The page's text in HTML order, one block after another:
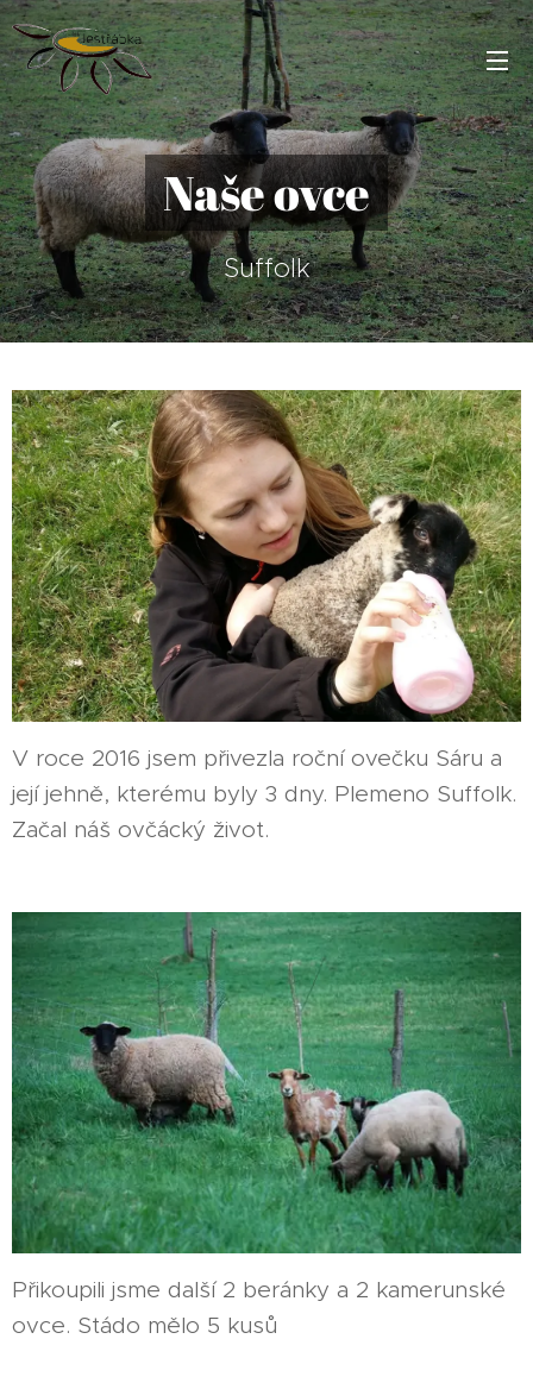
Naše ovce
Suffolk
V roce 2016 jsem přivezla roční ovečku Sáru a
její jehně, kterému byly 3 dny. Plemeno Suffolk.
Začal náš ovčácký život.
Přikoupili jsme další 2 beránky a 2 kamerunské
ovce. Stádo mělo 5 kusů